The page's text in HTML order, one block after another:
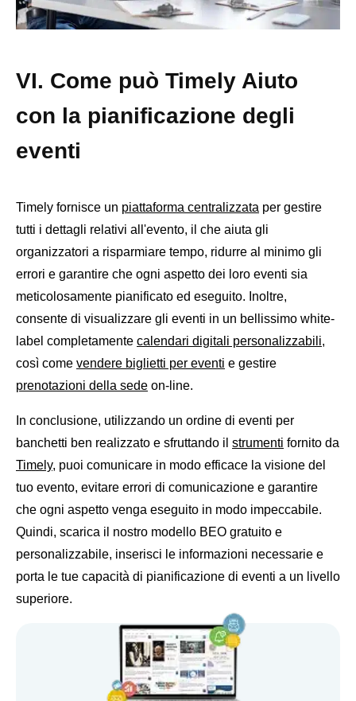
VI. Come può Timely Aiuto
con la pianificazione degli
eventi
Timely fornisce un piattaforma centralizzata per gestire
tutti i dettagli relativi all'evento, il che aiuta gli
organizzatori a risparmiare tempo, ridurre al minimo gli
errori e garantire che ogni aspetto dei loro eventi sia
meticolosamente pianificato ed eseguito. Inoltre,
consente di visualizzare gli eventi in un bellissimo white-
label completamente calendari digitali personalizzabili,
così come vendere biglietti per eventi e gestire
prenotazioni della sede on-line.
In conclusione, utilizzando un ordine di eventi per
banchetti ben realizzato e sfruttando il strumenti fornito da
Timely, puoi comunicare in modo efficace la visione del
tuo evento, evitare errori di comunicazione e garantire
che ogni aspetto venga eseguito in modo impeccabile.
Quindi, scarica il nostro modello BEO gratuito e
personalizzabile, inserisci le informazioni necessarie e
porta le tue capacità di pianificazione di eventi a un livello
superiore.